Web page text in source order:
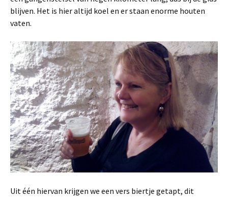
blijven. Het is hier altijd koel en er staan enorme houten
vaten.
Uit één hiervan krijgen we een vers biertje getapt, dit